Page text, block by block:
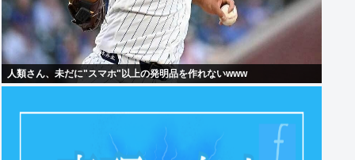
人類さん、未だに"スマホ"以上の発明品を作れないwww